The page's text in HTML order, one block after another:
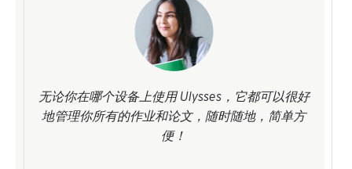
无论你在哪个设备上使用 Ulysses，它都可以很好
地管理你所有的作业和论文，随时随地，简单方
便！